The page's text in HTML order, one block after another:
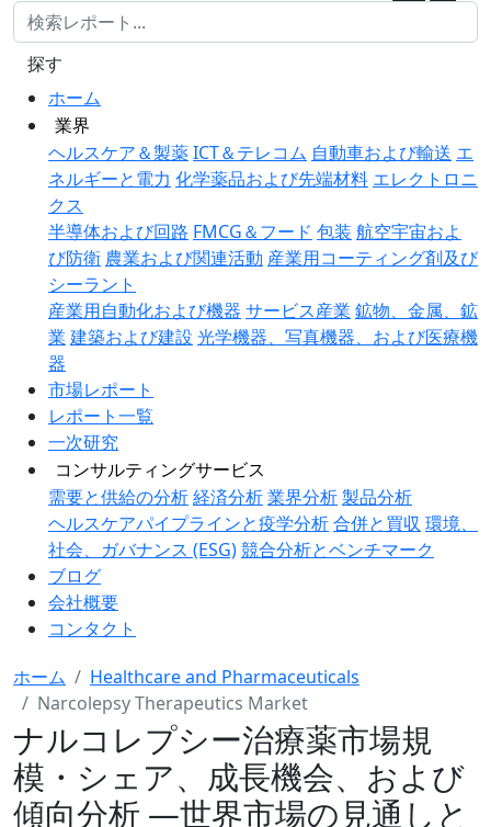
ホーム
業界
ヘルスケア＆製薬ICT＆テレコム 自動車および輸送 エ
ネルギーと電力 化学薬品および先端材料 エレクトロニ
クス
半導体および回路 FMCG＆フード 包装 航空宇宙およ
び防衛 農業および関連活動 産業用コーティング剤及び
シーラント
産業用自動化および機器 サービス産業 鉱物、金属、鉱
業 建築および建設 光学機器、写真機器、および医療機
器
市場レポート
レポート一覧
一次研究
コンサルティングサービス
需要と供給の分析経済分析業界分析製品分析
ヘルスケアパイプラインと疫学分析合併と買収 環境、
社会、ガバナンス (ESG)競合分析とベンチマーク
ブログ
会社概要
コンタクト
探す
ホーム
Healthcare and Pharmaceuticals
Narcolepsy Therapeutics Market
ナルコレプシー治療薬市場規
模・シェア、成長機会、および
傾向分析 ―世界市場の見通しと